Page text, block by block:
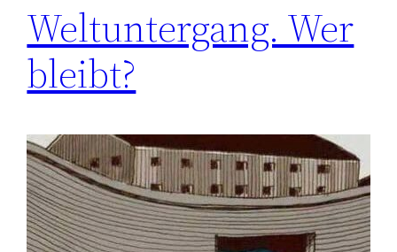
Weltuntergang. Wer
bleibt?